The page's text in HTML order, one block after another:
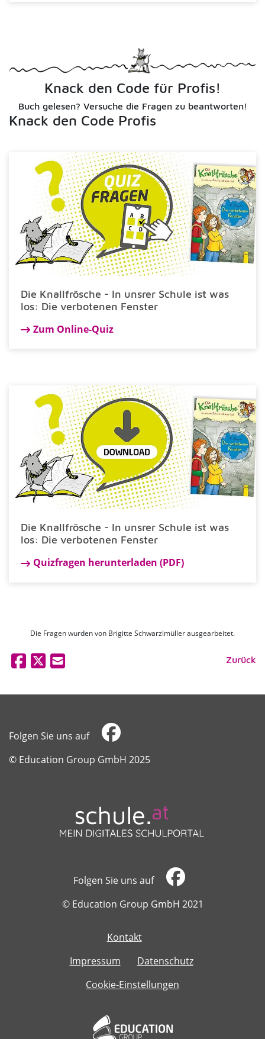
Knack den Code für Profis!
Buch gelesen? Versuche die Fragen zu beantworten!
Knack den Code Profis
Die Knallfrösche - In unsrer Schule ist was
los: Die verbotenen Fenster
Zum Online-Quiz
Die Knallfrösche - In unsrer Schule ist was
los: Die verbotenen Fenster
Quizfragen herunterladen (PDF)
Die Fragen wurden von Brigitte Schwarzlmüller ausgearbeitet.
Zurück
Folgen Sie uns auf
​​​​​​​© Education Group GmbH 2025
Folgen Sie uns auf
​​​​​​​© Education Group GmbH 2021
Kontakt
Impressum
Datenschutz
Cookie-Einstellungen